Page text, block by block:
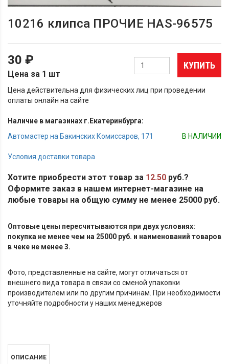
10216 клипса ПРОЧИЕ HAS-96575
30 ₽
Цена за 1 шт
КУПИТЬ
Цена действительна для физических лиц при проведении
оплаты онлайн на сайте
Наличие в магазинах г.Екатеринбурга:
Автомастер на Бакинских Комиссаров, 171
В НАЛИЧИИ
Условия доставки товара
Хотите приобрести этот товар за 12.50 руб.?
Оформите заказ в нашем интернет-магазине на
любые товары на общую сумму не менее 25000 руб.
Оптовые цены пересчитываются при двух условиях:
покупка не менее чем на 25000 руб. и наименований товаров
в чеке не менее 3.
Фото, представленные на сайте, могут отличаться от
внешнего вида товара в связи со сменой упаковки
производителем или по другим причинам. При необходимости
уточняйте подробности у наших менеджеров
ОПИСАНИЕ